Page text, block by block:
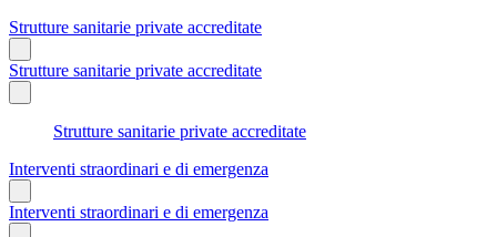
Strutture sanitarie private accreditate
Strutture sanitarie private accreditate
Strutture sanitarie private accreditate
Interventi straordinari e di emergenza
Interventi straordinari e di emergenza